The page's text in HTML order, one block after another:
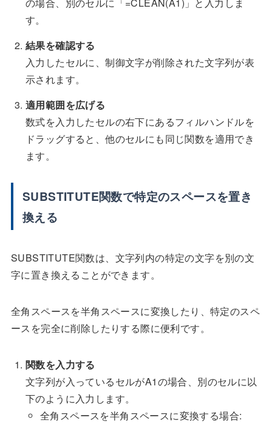
す。
結果を確認する
入力したセルに、制御文字が削除された文字列が表
示されます。
適用範囲を広げる
数式を入力したセルの右下にあるフィルハンドルを
ドラッグすると、他のセルにも同じ関数を適用でき
ます。
SUBSTITUTE関数で特定のスペースを置き
換える
SUBSTITUTE関数は、文字列内の特定の文字を別の文
字に置き換えることができます。
全角スペースを半角スペースに変換したり、特定のスペ
ースを完全に削除したりする際に便利です。
関数を入力する
文字列が入っているセルがA1の場合、別のセルに以
下のように入力します。
全角スペースを半角スペースに変換する場合: